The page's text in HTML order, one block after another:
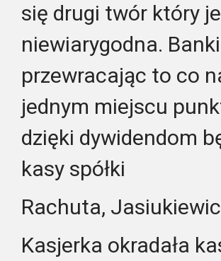
się drugi twór który
niewiarygodna.
przewracając to co
jednym miejscu
dzięki dywidendom
kasy spółki
Rachuta,
Kasjerka okradała